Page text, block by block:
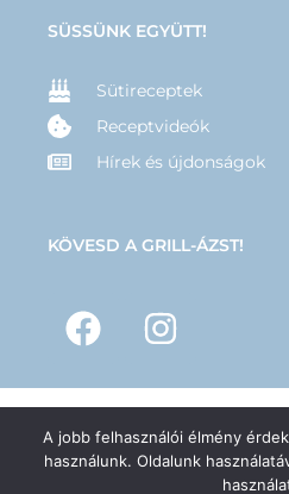
SÜSSÜNK EGYÜTT!
Sütireceptek
Receptvideók
Hírek és újdonságok
KÖVESD A GRILL-ÁZST!
© 2025 – GRILL-ÁZS– Minden jog
Gábor
A jobb felhasználói élmény
használunk. Oldalunk